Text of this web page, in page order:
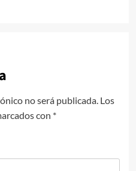
no será publicada. Los
con *